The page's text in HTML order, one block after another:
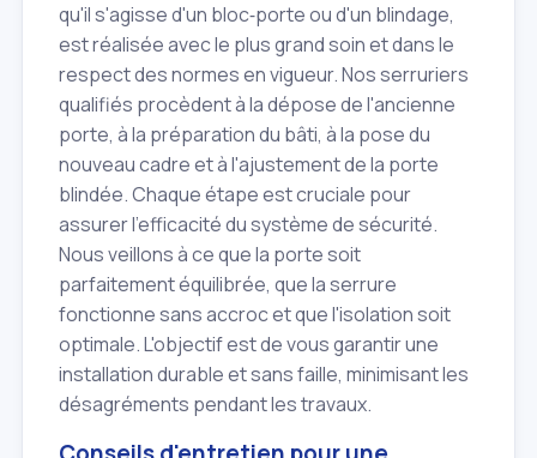
qu'il s'agisse d'un bloc‑porte ou d'un blindage,
est réalisée avec le plus grand soin et dans le
respect des normes en vigueur. Nos serruriers
qualifiés procèdent à la dépose de l'ancienne
porte, à la préparation du bâti, à la pose du
nouveau cadre et à l'ajustement de la porte
blindée. Chaque étape est cruciale pour
assurer l'efficacité du système de sécurité.
Nous veillons à ce que la porte soit
parfaitement équilibrée, que la serrure
fonctionne sans accroc et que l'isolation soit
optimale. L'objectif est de vous garantir une
installation durable et sans faille, minimisant les
désagréments pendant les travaux.